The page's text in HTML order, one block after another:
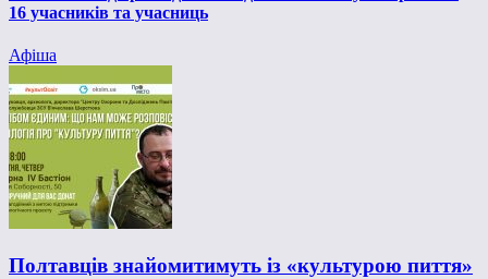
16 учасників та учасниць
Афіша
Полтавців знайомитимуть із «культурою пиття»